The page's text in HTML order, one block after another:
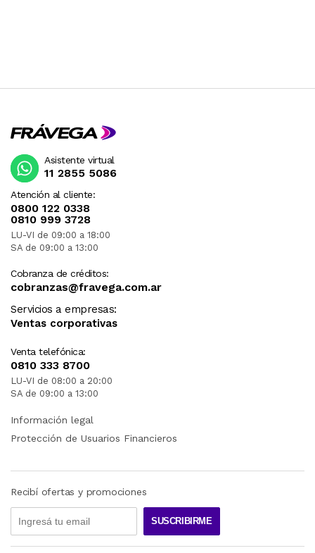
Atención al cliente:
0800 122 0338
0810 999 3728
LU-VI de 09:00 a 18:00
SA de 09:00 a 13:00
Cobranza de créditos:
cobranzas@fravega.com.ar
Servicios a empresas:
Ventas corporativas
Venta telefónica:
0810 333 8700
LU-VI de 08:00 a 20:00
SA de 09:00 a 13:00
Asistente virtual
11 2855 5086
Información legal
Protección de Usuarios Financieros
Recibí ofertas y promociones
SUSCRIBIRME